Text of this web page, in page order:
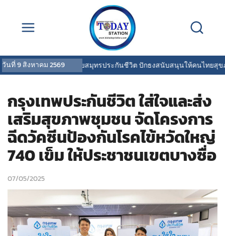
วันที่9 สิงหาคม 2569
OCEAN LIFE ไทยสมุทรประกันชีวิต ปักธงสนับสนุนให้คนไทยสุขภาพดี
กรุงเทพประกันชีวิต ใส่ใจและส่ง
เสริมสุขภาพชุมชน จัดโครงการ
ฉีดวัคซีนป้องกันโรคไข้หวัดใหญ่
740 เข็ม ให้ประชาชนเขตบางซื่อ
07/05/2025